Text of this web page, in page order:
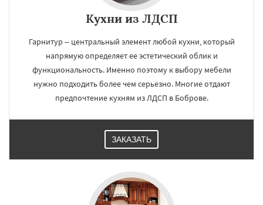
Кухни из ЛДСП
Гарнитур – центральный элемент любой кухни, который
напрямую определяет ее эстетический облик и
функциональность. Именно поэтому к выбору мебели
нужно подходить более чем серьезно. Многие отдают
предпочтение кухням из ЛДСП в Боброве.
ЗАКАЗАТЬ